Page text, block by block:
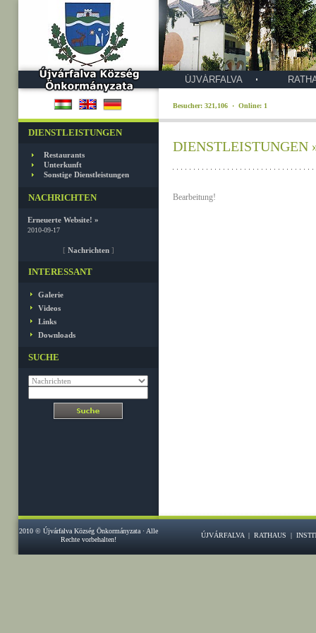
ÚJVÁRFALVA
Besucher: 321,106 · Online: 1
DIENSTLEISTUNGEN
Restaurants
Unterkunft
Sonstige Dienstleistungen
NACHRICHTEN
Erneuerte Website! »
2010-09-17
[ Nachrichten]
INTERESSANT
Galerie
Videos
Links
Downloads
SUCHE
DIENSTLEISTUNGEN
Bearbeitung!
2010 © Újvárfalva Község Önkormányzata · Alle
Rechte vorbehalten!
ÚJVÁRFALVA | RATHAUS |